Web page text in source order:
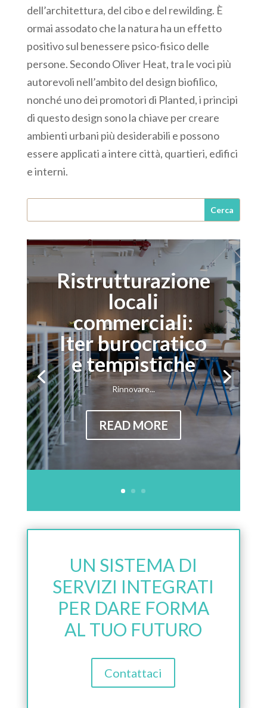
dell’architettura, del cibo e del rewilding. È
ormai assodato che la natura ha un effetto
positivo sul benessere psico-fisico delle
persone. Secondo Oliver Heat, tra le voci più
autorevoli nell’ambito del design biofilico,
nonché uno dei promotori di Planted, i principi
di questo design sono la chiave per creare
ambienti urbani più desiderabili e possono
essere applicati a intere città, quartieri, edifici
e interni.
Ristrutturazione
locali
commerciali:
Iter burocratico
e tempistiche
Rinnovare...
READ MORE
UN SISTEMA DI
SERVIZI INTEGRATI
PER DARE FORMA
AL TUO FUTURO
Contattaci